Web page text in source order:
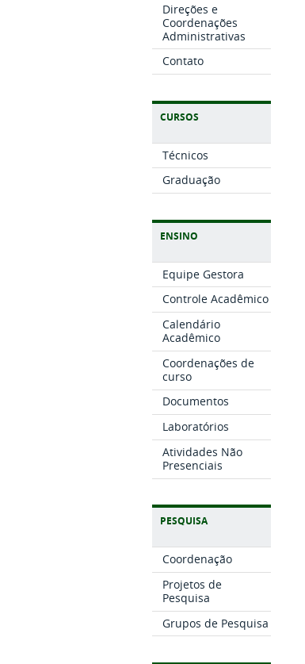
Direções e
Coordenações
Administrativas
Contato
CURSOS
Técnicos
Graduação
ENSINO
Equipe Gestora
Controle Acadêmico
Calendário
Acadêmico
Coordenações de
curso
Documentos
Laboratórios
Atividades Não
Presenciais
PESQUISA
Coordenação
Projetos de
Pesquisa
Grupos de Pesquisa